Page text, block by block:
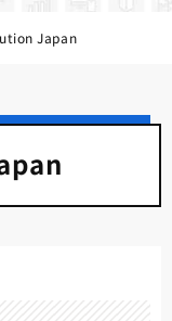
Japan